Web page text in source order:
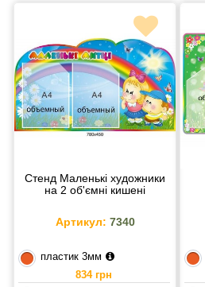
Стенд Маленькі художники
на 2 об'ємні кишені
Артикул: 7340
пластик 3мм
834 грн